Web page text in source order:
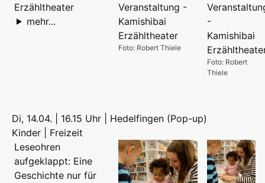
Foto: Robert
Thiele
Foto: Robert Thiele
Erzähltheater
mehr...
Di, 14.04. | 16.15 Uhr | Hedelfingen (Pop-up)
Kinder | Freizeit
Leseohren
aufgeklappt: Eine
Geschichte nur für